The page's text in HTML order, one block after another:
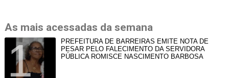
As mais acessadas da semana
PREFEITURA DE BARREIRAS EMITE NOTA DE
PESAR PELO FALECIMENTO DA SERVIDORA
PÚBLICA ROMISCE NASCIMENTO BARBOSA